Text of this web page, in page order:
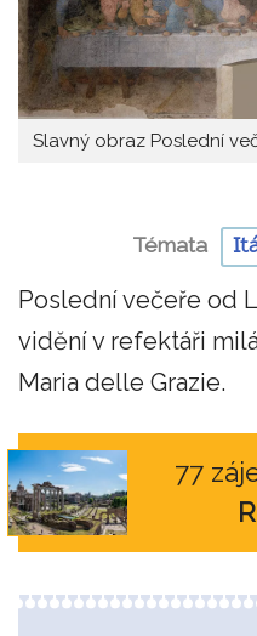
Slavný obraz Poslední
Témata
Poslední večeře od
vidění v refektáři
Maria delle Grazie.
77